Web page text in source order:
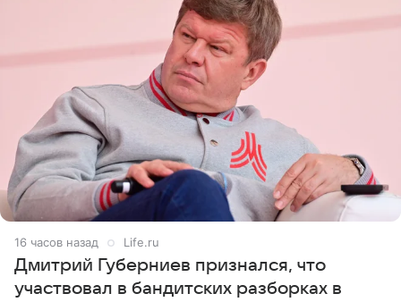
16 часов назад Life.ru
Дмитрий Губерниев признался, что
участвовал в бандитских разборках в